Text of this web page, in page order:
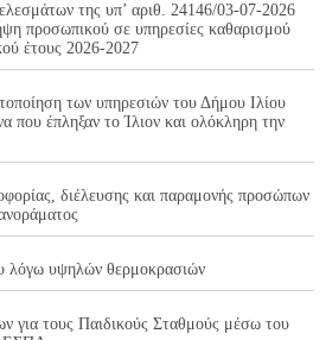
της υπ’ αριθ. 24146/03-07-2026
προσωπικού σε υπηρεσίες καθαρισμού
έτους 2026-2027
των υπηρεσιών του Δήμου Ιλίου
που έπληξαν το Ίλιον και ολόκληρη την
διέλευσης και παραμονής προσώπων
λόγω υψηλών θερμοκρασιών
για τους Παιδικούς Σταθμούς μέσω του